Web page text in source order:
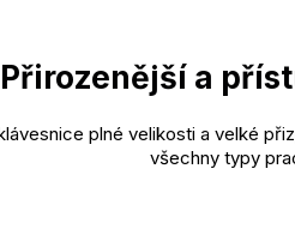
Přirozenější a
plné velikosti a velké
všechny typy